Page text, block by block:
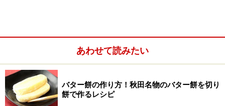
あわせて読みたい
バター餅の作り方！秋田名物のバター餅を切り
餅で作るレシピ